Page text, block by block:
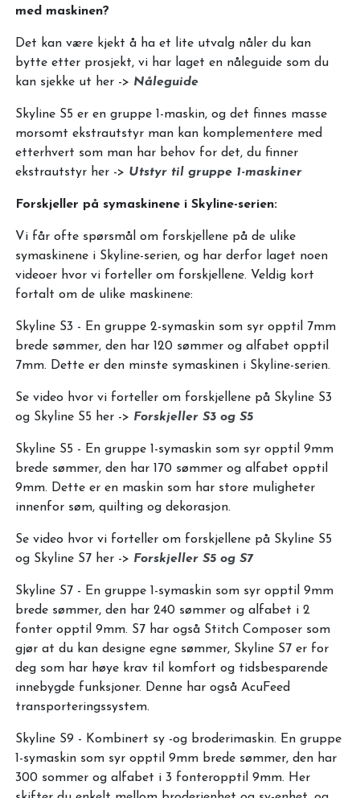
med maskinen?
Det kan være kjekt å ha et lite utvalg nåler du kan
bytte etter prosjekt, vi har laget en nåleguide som du
kan sjekke ut her -> Nåleguide
Skyline S5 er en gruppe 1-maskin, og det finnes masse
morsomt ekstrautstyr man kan komplementere med
etterhvert som man har behov for det, du finner
ekstrautstyr her -> Utstyr til gruppe 1-maskiner
Forskjeller på symaskinene i Skyline-serien:
Vi får ofte spørsmål om forskjellene på de ulike
symaskinene i Skyline-serien, og har derfor laget noen
videoer hvor vi forteller om forskjellene. Veldig kort
fortalt om de ulike maskinene:
Skyline S3 - En gruppe 2-symaskin som syr opptil 7mm
brede sømmer, den har 120 sømmer og alfabet opptil
7mm. Dette er den minste symaskinen i Skyline-serien.
Se video hvor vi forteller om forskjellene på Skyline S3
og Skyline S5 her -> Forskjeller S3 og S5
Skyline S5 - En gruppe 1-symaskin som syr opptil 9mm
brede sømmer, den har 170 sømmer og alfabet opptil
9mm. Dette er en maskin som har store muligheter
innenfor søm, quilting og dekorasjon.
Se video hvor vi forteller om forskjellene på Skyline S5
og Skyline S7 her -> Forskjeller S5 og S7
Skyline S7 - En gruppe 1-symaskin som syr opptil 9mm
brede sømmer, den har 240 sømmer og alfabet i 2
fonter opptil 9mm. S7 har også Stitch Composer som
gjør at du kan designe egne sømmer, Skyline S7 er for
deg som har høye krav til komfort og tidsbesparende
innebygde funksjoner. Denne har også AcuFeed
transporteringssystem.
Skyline S9 - Kombinert sy -og broderimaskin. En gruppe
1-symaskin som syr opptil 9mm brede sømmer, den har
300 sommer og alfabet i 3 fonteropptil 9mm. Her